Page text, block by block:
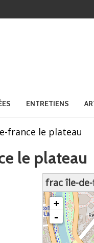
ENTRETIENS
france le plateau
le plateau
frac île-
chargement de la
+
-